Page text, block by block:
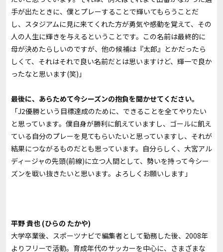
手が出たときに、僕とプレーすることで輝いてもらうことだ
し、スタジアムに見に来てくれた方が勇気や感動を覚えて、その
人の人生に輝きを与えるということです。この名前は最終的に
母が決めたらしいのですが、他の候補は『太郎』とかだったら
しくて、それはそれで良い名前だとは思いますけど、輝一で良か
ったなと思います(笑)」
――最後に、あらためて今シーズンの抱負を聞かせてください。
「J2優勝という目標達成のために、できることを全てやりたい
と思っています。僕自身が勝利に飢えていますし、ゴールに飢え
ている自分のプレーを見てもらいたいと思っていますし、それが
結果につながるものだとも思っています。自分らしく、大宮アル
ディージャの先頭(前線)に立つ人間として、勢いを持って今シー
ズンを戦い抜きたいと思います。よろしくお願いします」
平野 貴也 (ひらの たかや)
大学卒業後、スポーツナビで編集者として勤務した後、2008年
よりフリーで活動。育成年代のサッカーを中心に、さまざまな